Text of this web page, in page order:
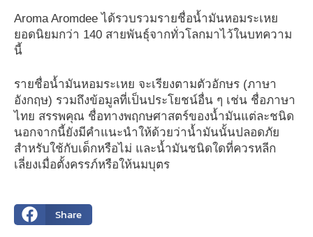
Aroma Aromdee ได้รวบรวมรายชื่อน้ำมันหอมระเหย
ยอดนิยมกว่า 140 สายพันธุ์จากทั่วโลกมาไว้ในบทความ
นี้
รายชื่อน้ำมันหอมระเหย จะเรียงตามตัวอักษร (ภาษา
อังกฤษ) รวมถึงข้อมูลที่เป็นประโยชน์อื่น ๆ เช่น ชื่อภาษา
ไทย สรรพคุณ ชื่อทางพฤกษศาสตร์ของน้ำมันแต่ละชนิด
นอกจากนี้ยังมีคำแนะนำให้ด้วยว่าน้ำมันนั้นปลอดภัย
สำหรับใช้กับเด็กหรือไม่ และน้ำมันชนิดใดที่ควรหลีก
เลี่ยงเมื่อตั้งครรภ์หรือให้นมบุตร
Share